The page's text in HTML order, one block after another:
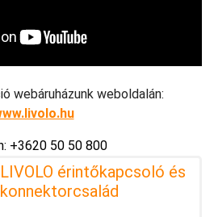
webáruházunk weboldalán:
+3620 50 50 800
LIVOLO érintőkapcsoló és
konnektorcsalád